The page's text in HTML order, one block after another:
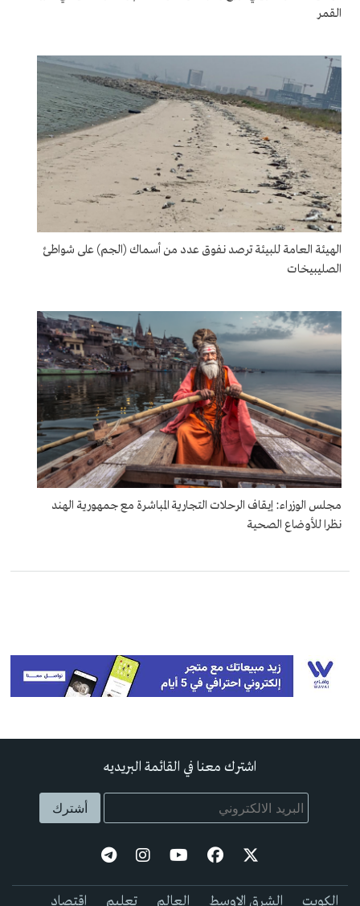
القمر
الهيئة العامة للبيئة ترصد نفوق عدد من أسماك (الجم) على شواطئ
الصليبيخات
مجلس الوزراء: إيقاف الرحلات التجارية المباشرة مع جمهورية الهند
نظرا للأوضاع الصحية
اشترك معنا في القائمة البريديه
الكويت الشرق الاوسط العالم تعليم اقتصاد